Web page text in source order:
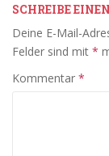
SCHREIBE
Deine E-Mail-
Felder sind mit *
Kommentar *